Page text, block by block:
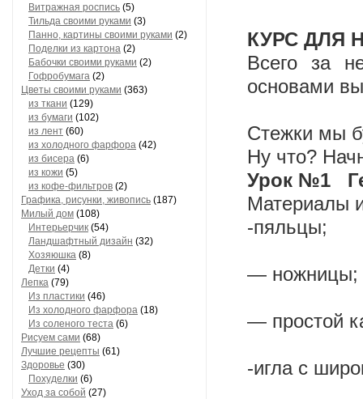
Витражная роспись (5)
Тильда своими руками (3)
Панно, картины своими руками (2)
Поделки из картона (2)
Бабочки своими руками (2)
Гофробумага (2)
Цветы своими руками (363)
из ткани (129)
из бумаги (102)
из лент (60)
из холодного фарфора (42)
из бисера (6)
из кожи (5)
из кофе-фильтров (2)
Графика, рисунки, живопись (187)
Милый дом (108)
Интерьерчик (54)
Ландшафтный дизайн (32)
Хозяюшка (8)
Детки (4)
Лепка (79)
Из пластики (46)
Из холодного фарфора (18)
Из соленого теста (6)
Рисуем сами (68)
Лучшие рецепты (61)
Здоровье (30)
Похуделки (6)
Уход за собой (27)
КУРС ДЛЯ
Всего за
основами
Стежки мы
Ну что?
Урок №1
Материалы
-пяльцы;
— ножницы;
— простой
-игла с